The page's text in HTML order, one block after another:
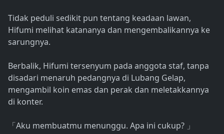
Tidak peduli sedikit pun tentang keadaan lawan,
Hifumi melihat katananya dan mengembalikannya ke
sarungnya.
Berbalik, Hifumi tersenyum pada anggota staf, tanpa
disadari menaruh pedangnya di Lubang Gelap,
mengambil koin emas dan perak dan meletakkannya
di konter.
「 Aku membuatmu menunggu. Apa ini cukup? 」